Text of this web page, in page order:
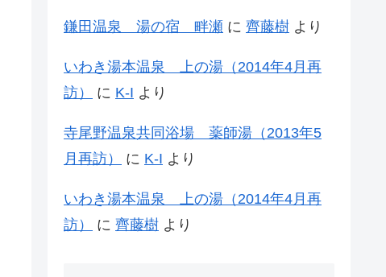
鎌田温泉 湯の宿 畔瀬 に 齊藤樹 より
いわき湯本温泉 上の湯（2014年4月再
訪）
に K-I より
寺尾野温泉共同浴場 薬師湯（2013年5
月再訪）
に K-I より
いわき湯本温泉 上の湯（2014年4月再
訪）
に 齊藤樹 より